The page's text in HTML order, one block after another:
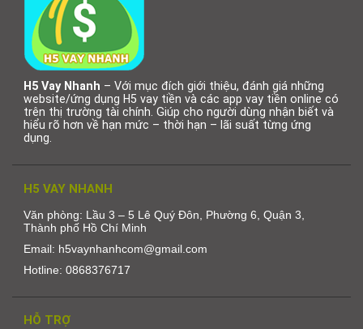
H5 Vay Nhanh – Với mục đích giới thiệu, đánh giá những
website/ứng dụng H5 vay tiền và các app vay tiền online có
trên thị trường tài chính. Giúp cho người dùng nhận biết và
hiểu rõ hơn về hạn mức – thời hạn – lãi suất từng ứng
dụng.
H5 VAY NHANH
Văn phòng: Lầu 3 – 5 Lê Quý Đôn, Phường 6, Quận 3,
Thành phố Hồ Chí Minh
Email: h5vaynhanhcom@gmail.com
Hotline: 0868376717
HỖ TRỢ